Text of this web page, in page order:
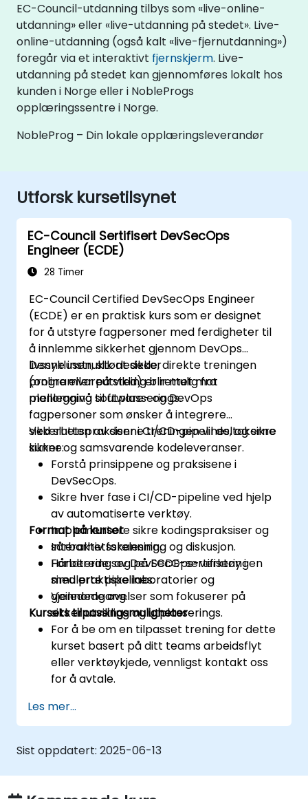
EC-Council-utdanning tilbys som «live-online-
utdanning» eller «live-utdanning på stedet». Live-
online-utdanning (også kalt «live-fjernutdanning»)
foregår via et interaktivt fjernskjerm. Live-
utdanning på stedet kan gjennomføres lokalt hos
kunden i Norge eller i NobleProgs
opplæringssentre i Norge.
NobleProg – Din lokale opplæringsleverandør
Utforsk kursetilsynet
EC-Council Sertifisert DevSecOps
Engineer (ECDE)
28 Timer
EC-Council Certified DevSecOps Engineer
(ECDE) er en praktisk kurs som er designet
for å utstyre fagpersoner med ferdigheter til
å innlemme sikkerhet gjennom DevOps
livssyklusen, slik at sikker
programvareutvikling blir mulig fra
planlegging til utplasserings.
Denne instruktørledede, direkte treningen
(online eller på sted) er rettet mot
mellomnivå software- og DevOps
fagpersoner som ønsker å integrere
sikkerhetspraksiser i CI/CD-pipelines, og sikre
sikker og samsvarende kodeleveranser.
Ved slutten av denne treningen vil deltakerne
kunne:
Forstå prinsippene og praksisene i
DevSecOps.
Sikre hver fase i CI/CD-pipeline ved hjelp
av automatiserte verktøy.
Implementere sikre kodingspraksiser og
sårbarhetsskanning.
Forberede seg på ECDE-sertifiseringen
med praktiske laboratorier og
gjennomgang.
Format på kurset
Interaktiv forelesning og diskusjon.
Håndtering av DevSecOps-verktøy i
simulerte pipelines.
Veiledede øvelser som fokuserer på
sikker utvikling og utplasserings.
Kursets tilpassingsmuligheter
For å be om en tilpasset trening for dette
kurset basert på ditt teams arbeidsflyt
eller verktøykjede, vennligst kontakt oss
for å avtale.
Les mer...
Sist oppdatert: 2025-06-13